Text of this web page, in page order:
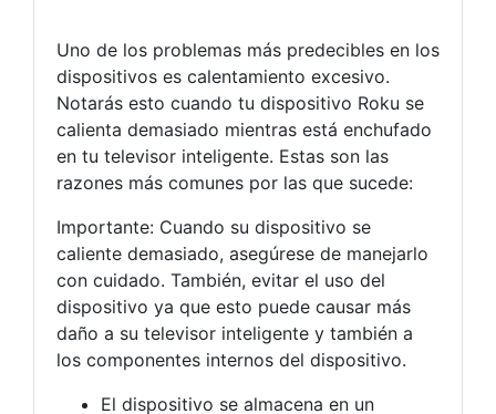
Uno de los problemas más predecibles en los
dispositivos es calentamiento excesivo.
Notarás esto cuando tu dispositivo Roku se
calienta demasiado mientras está enchufado
en tu televisor inteligente. Estas son las
razones más comunes por las que sucede:
Importante: Cuando su dispositivo se
caliente demasiado, asegúrese de manejarlo
con cuidado. También, evitar el uso del
dispositivo ya que esto puede causar más
daño a su televisor inteligente y también a
los componentes internos del dispositivo.
El dispositivo se almacena en un